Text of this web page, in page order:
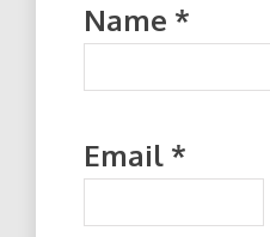
Name *
Email *